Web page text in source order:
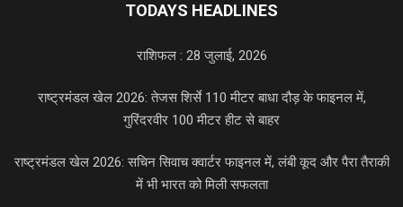
TODAYS HEADLINES
राशिफल : 28 जुलाई, 2026
राष्ट्रमंडल खेल 2026: तेजस शिर्से 110 मीटर बाधा दौड़ के फाइनल में,
गुरिंदरवीर 100 मीटर हीट से बाहर
राष्ट्रमंडल खेल 2026: सचिन सिवाच क्वार्टर फाइनल में, लंबी कूद और पैरा तैराकी
में भी भारत को मिली सफलता